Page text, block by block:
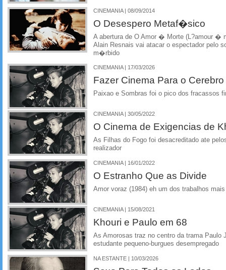
CINEMANIA | 08/09/2014
O Desespero Metaf�sico
A abertura de O Amor � Morte (L?amour �
Alain Resnais vai atacar o espectador pelo
m�rbido
CINEMANIA | 17/03/2026
Fazer Cinema Para o Cerebro
Paixao e Sombras foi o pico dos fracassos
CINEMANIA | 30/05/2022
O Cinema de Exigencias de
As Filhas do Fogo foi desacreditado ate
realizador
CINEMANIA | 16/01/2022
O Estranho Que as Divide
Amor voraz (1984) eh um dos trabalhos
CINEMANIA | 15/08/2021
Khouri e Paulo em 68
As Amorosas traz no centro da trama Paulo
estudante pequeno-burgues desempregado
NA ESTANTE | 10/03/2026